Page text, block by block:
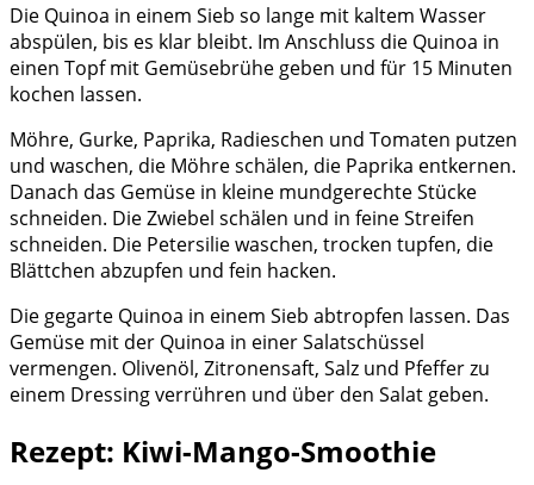
Die Quinoa in einem Sieb so lange mit kaltem Wasser
abspülen, bis es klar bleibt. Im Anschluss die Quinoa in
einen Topf mit Gemüsebrühe geben und für 15 Minuten
kochen lassen.
Möhre, Gurke, Paprika, Radieschen und Tomaten putzen
und waschen, die Möhre schälen, die Paprika entkernen.
Danach das Gemüse in kleine mundgerechte Stücke
schneiden. Die Zwiebel schälen und in feine Streifen
schneiden. Die Petersilie waschen, trocken tupfen, die
Blättchen abzupfen und fein hacken.
Die gegarte Quinoa in einem Sieb abtropfen lassen. Das
Gemüse mit der Quinoa in einer Salatschüssel
vermengen. Olivenöl, Zitronensaft, Salz und Pfeffer zu
einem Dressing verrühren und über den Salat geben.
Rezept: Kiwi-Mango-Smoothie